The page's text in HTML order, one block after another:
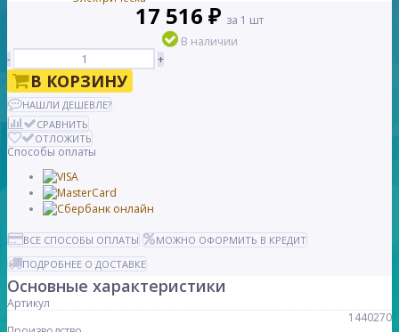
17 516 ₽ за 1 шт
В наличии
-
+
В КОРЗИНУ
НАШЛИ ДЕШЕВЛЕ?
СРАВНИТЬ
ОТЛОЖИТЬ
Способы оплаты
ВСЕ СПОСОБЫ ОПЛАТЫ
МОЖНО ОФОРМИТЬ В КРЕДИТ
ПОДРОБНЕЕ О ДОСТАВКЕ
Основные характеристики
Артикул
1440270